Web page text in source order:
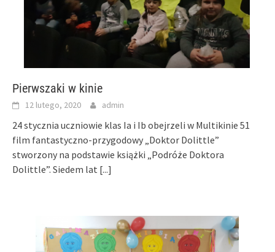
Pierwszaki w kinie
12 lutego, 2020 admin
24 stycznia uczniowie klas Ia i Ib obejrzeli w Multikinie 51
film fantastyczno-przygodowy „Doktor Dolittle”
stworzony na podstawie książki „Podróże Doktora
Dolittle”. Siedem lat [...]